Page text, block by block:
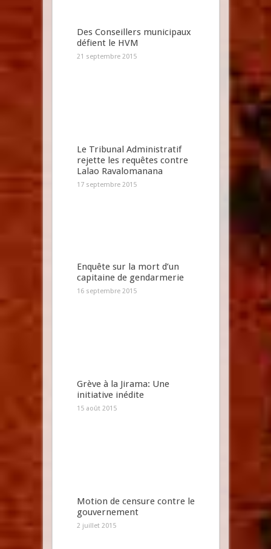
Des Conseillers municipaux
défient le HVM
21 septembre 2015
Le Tribunal Administratif
rejette les requêtes contre
Lalao Ravalomanana
17 septembre 2015
Enquête sur la mort d’un
capitaine de gendarmerie
16 septembre 2015
Grève à la Jirama: Une
initiative inédite
15 août 2015
Motion de censure contre le
gouvernement
2 juillet 2015